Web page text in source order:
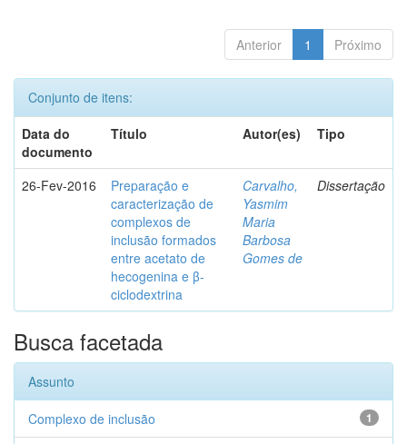
Anterior 1 Próximo
Conjunto de itens:
Data do
documento
Título Autor(es) Tipo
26-Fev-2016
Preparação e
caracterização de
complexos de
inclusão formados
entre acetato de
hecogenina e β-
ciclodextrina
Carvalho,
Yasmim
Maria
Barbosa
Gomes de
Dissertação
Busca facetada
Assunto
1
Complexo de inclusão